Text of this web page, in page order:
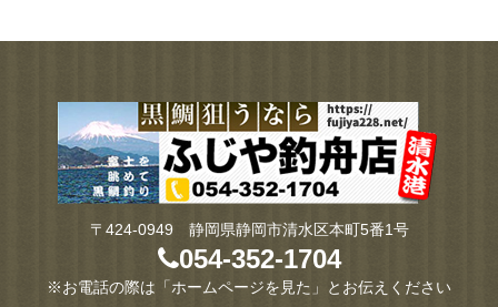
〒424-0949 静岡県静岡市清水区本町5番1号
054-352-1704
※お電話の際は「ホームページを見た」とお伝えください